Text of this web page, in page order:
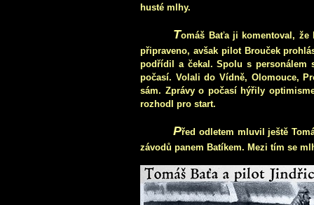
husté mlhy.
Tomáš Baťa ji komentoval, že
připraveno, avšak pilot Brouček
podřídil a čekal. Spolu s personálem
počasí. Volali do Vídně, Olomouce,
sám. Zprávy o počasí hýřily
rozhodl pro start.
Před odletem mluvil ještě
závodů panem Batíkem. Mezi tím se